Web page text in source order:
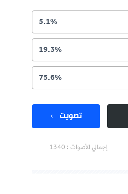
5.1%
19.3%
75.6%
تصويت
إجمالي الأصوات : 1340